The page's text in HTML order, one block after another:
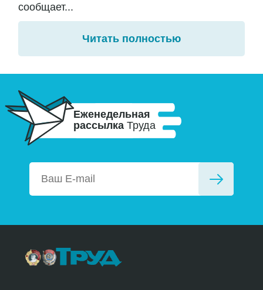
сообщает...
Читать полностью
Еженедельная
рассылка Труда